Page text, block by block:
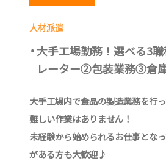
人材派遣
大手工場勤務！選べる3
レーター②包装業務③倉
大手工場内で食品の製造業務を行
難しい作業はありません！
未経験から始められるお仕事とな
がある方も大歓迎♪